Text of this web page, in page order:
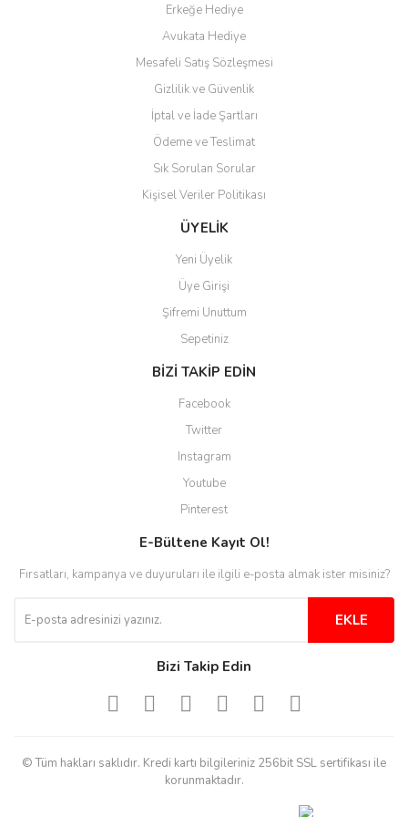
Gönder
Ürünler kategorize, başlıklar
kolaylaşıyor. Yani site de
hazırlanmış çok düzenli bir site.
derecede beğendim
Kolay ve hizli alisveris
Erkeğe Hediye
Avukata Hediye
Mesafeli Satış Sözleşmesi
Gizlilik ve Güvenlik
İptal ve İade Şartları
Ödeme ve Teslimat
Sık Sorulan Sorular
Kişisel Veriler Politikası
ÜYELİK
Yeni Üyelik
Üye Girişi
Şifremi Unuttum
Sepetiniz
BİZİ TAKİP EDİN
Facebook
Twitter
Instagram
Youtube
Pinterest
E-Bültene Kayıt Ol!
Fırsatları, kampanya ve duyuruları ile ilgili e-posta almak ister misiniz?
EKLE
Bizi Takip Edin
© Tüm hakları saklıdır. Kredi kartı bilgileriniz 256bit SSL sertifikası ile
korunmaktadır.